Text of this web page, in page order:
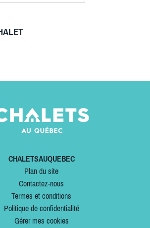
CHALETSAUQUEBEC
Plan du site
Contactez-nous
Termes et conditions
Politique de confidentialité
Gérer mes cookies